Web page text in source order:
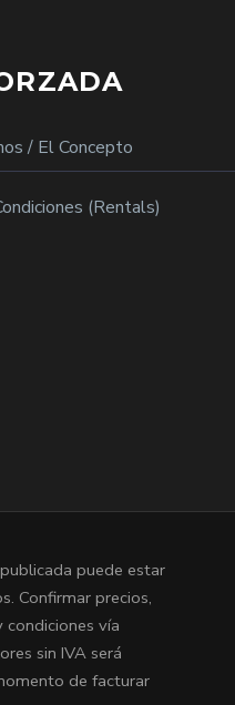
/ El Concepto
(Rentals)
puede estar
Confirmar precios,
vía
sin IVA será
de facturar